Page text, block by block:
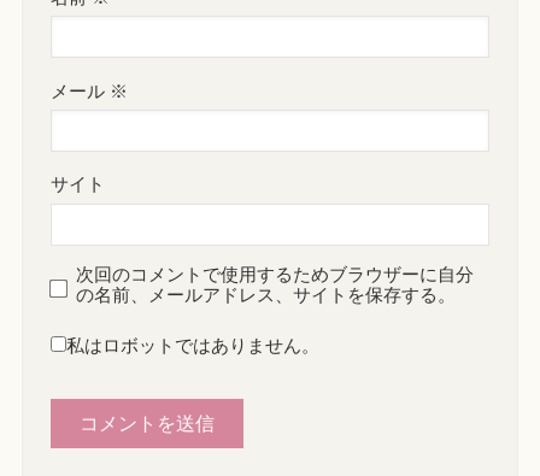
メール ※
サイト
次回のコメントで使用するためブラウザーに自分
の名前、メールアドレス、サイトを保存する。
私はロボットではありません。